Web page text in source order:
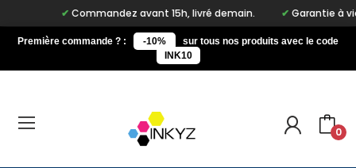
Commandez avant 15h, livré demain. Garantie à vie
Première commande ? : -10%
sur tous nos produits avec le code
INK10
0